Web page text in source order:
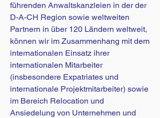
führenden Anwaltskanzleien in der der
D-A-CH Region sowie weltweiten
Partnern in über 120 Ländern weltweit,
können wir im Zusammenhang mit dem
internationalen Einsatz ihrer
internationalen Mitarbeiter
(insbesondere Expatriates und
internationale Projektmitarbeiter) sowie
im Bereich Relocation und
Ansiedelung von Unternehmen und